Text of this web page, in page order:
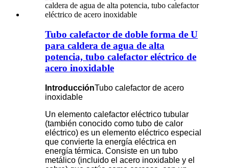
Tubo calefactor de doble forma de U
para caldera de agua de alta
potencia, tubo calefactor eléctrico de
acero inoxidable
IntroducciónTubo calefactor de acero
inoxidable
Un elemento calefactor eléctrico tubular
(también conocido como tubo de calor
eléctrico) es un elemento eléctrico especial
que convierte la energía eléctrica en
energía térmica. Consiste en un tubo
metálico (incluido el acero inoxidable y el